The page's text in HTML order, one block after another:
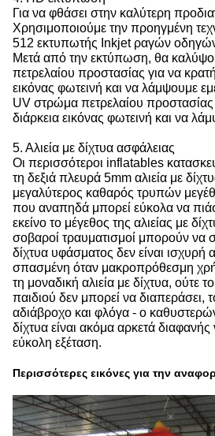
Για να φθάσει στην καλύτερη
Χρησιμοποιούμε την προηγμένη
512 εκτυπωτής Inkjet ραγών
Μετά από την εκτύπωση, θα
πετρελαίου προστασίας για να
εικόνας φωτεινή και να λάμψουμε
UV στρώμα πετρελαίου προστασίας
διάρκεια εικόνας φωτεινή και να
5. Αλιεία με δίχτυα ασφάλειας
Οι περισσότεροι inflatables
τη δεξιά πλευρά 5mm αλιεία με
μεγαλύτερος καθαρός τρυπών
που αναπηδά μπορεί εύκολα να
εκείνο το μέγεθος της αλιείας με
σοβαροί τραυματισμοί μπορούν να
δίχτυα υφάσματος δεν είναι ισχυρή
σπασμένη όταν μακροπρόθεσμη
τη μοναδική αλιεία με δίχτυα, ούτε
παιδιού δεν μπορεί να διαπεράσει,
αδιάβροχο και φλόγα - ο
δίχτυα είναι ακόμα αρκετά διαφανής
εύκολη εξέταση.
Περισσότερες εικόνες για την